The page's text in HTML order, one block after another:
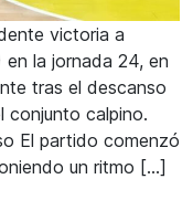
victoria a
la jornada 24, en
tras el descanso
conjunto calpino.
El partido comenzó
un ritmo […]